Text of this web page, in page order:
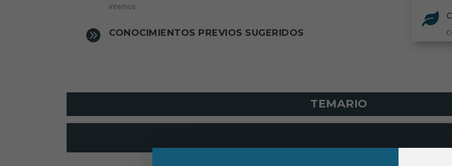
internos.
 CONOCIMIENTOS PREVIOS SUGERIDOS

TEMARIO